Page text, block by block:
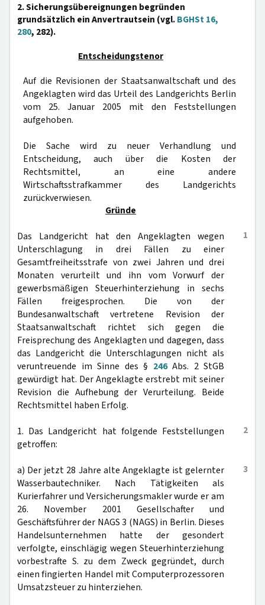
2. Sicherungsübereignungen begründen
grundsätzlich ein Anvertrautsein (vgl.BGHSt 16,
280, 282).
Entscheidungstenor
Auf die Revisionen der Staatsanwaltschaft und des
Angeklagten wird das Urteil des Landgerichts Berlin
vom 25. Januar 2005 mit den Feststellungen
aufgehoben.
Die Sache wird zu neuer Verhandlung und
Entscheidung, auch über die Kosten der
Rechtsmittel, an eine andere
Wirtschaftsstrafkammer des Landgerichts
zurückverwiesen.
Gründe
1
Das Landgericht hat den Angeklagten wegen
Unterschlagung in drei Fällen zu einer
Gesamtfreiheitsstrafe von zwei Jahren und drei
Monaten verurteilt und ihn vom Vorwurf der
gewerbsmäßigen Steuerhinterziehung in sechs
Fällen freigesprochen. Die von der
Bundesanwaltschaft vertretene Revision der
Staatsanwaltschaft richtet sich gegen die
Freisprechung des Angeklagten und dagegen, dass
das Landgericht die Unterschlagungen nicht als
veruntreuende im Sinne des § 246Abs. 2 StGB
gewürdigt hat. Der Angeklagte erstrebt mit seiner
Revision die Aufhebung der Verurteilung. Beide
Rechtsmittel haben Erfolg.
2
1. Das Landgericht hat folgende Feststellungen
getroffen:
3
a) Der jetzt 28 Jahre alte Angeklagte ist gelernter
Wasserbautechniker. Nach Tätigkeiten als
Kurierfahrer und Versicherungsmakler wurde er am
26. November 2001 Gesellschafter und
Geschäftsführer der NAGS 3 (NAGS) in Berlin. Dieses
Handelsunternehmen hatte der gesondert
verfolgte, einschlägig wegen Steuerhinterziehung
vorbestrafte S. zu dem Zweck gegründet, durch
einen fingierten Handel mit Computerprozessoren
Umsatzsteuer zu hinterziehen.